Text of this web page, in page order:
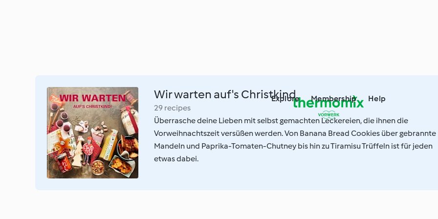
Explore Membership Help
Wir warten auf's Christkind
29 recipes
Überrasche deine Lieben mit selbst gemachten Leckereien, die ihnen die
Vorweihnachtszeit versüßen werden. Von Banana Bread Cookies über gebrannte
Mandeln und Paprika-Tomaten-Chutney bis hin zu Tiramisu Trüffeln ist für jeden
etwas dabei.